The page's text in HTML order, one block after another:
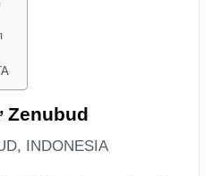
Zenubud
INDONESIA